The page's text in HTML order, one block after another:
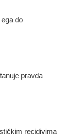
do
pravda
recidivima